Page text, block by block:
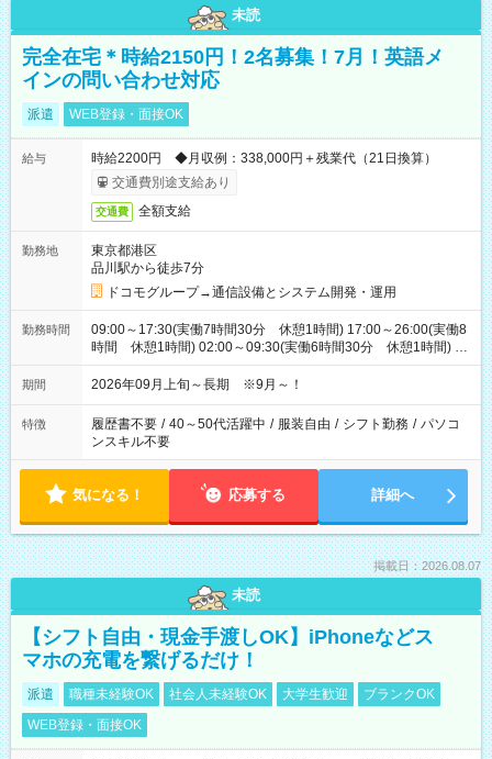
未読
完全在宅＊時給2150円！2名募集！7月！英語メ
インの問い合わせ対応
派遣 WEB登録・面接OK
給与
時給2200円 ◆月収例：338,000円＋残業代（21日換算）
交通費別途支給あり
交通費 全額支給
勤務地
東京都港区
品川駅から徒歩7分
ドコモグループ→通信設備とシステム開発・運用
勤務時間
09:00～17:30(実働7時間30分 休憩1時間) 17:00～26:00(実働8
時間 休憩1時間) 02:00～09:30(実働6時間30分 休憩1時間) ※
日勤は就業時間1/夜勤は就業時間2.3を連続で行って頂きます
期間 2026年09月上旬～長期 ※9月～！
特徴 履歴書不要 / 40～50代活躍中 / 服装自由 / シフト勤務 / パソコ
ンスキル不要
気になる！ 応募する 詳細へ
掲載日：2026.08.07
未読
【シフト自由・現金手渡しOK】iPhoneなどス
マホの充電を繋げるだけ！
派遣 職種未経験OK 社会人未経験OK 大学生歓迎
ブランクOK
WEB登録・面接OK